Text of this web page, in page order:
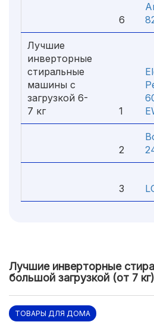
6
Лучшие
инверторные
стиральные
машины с
загрузкой 6-
7 кг
1
2
3
Лучшие инверторные
большой загрузкой (от 7 кг)
ТОВАРЫ ДЛЯ ДОМА